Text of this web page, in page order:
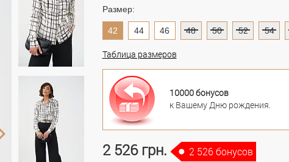
Размер:
42 44 46 48 50 52 54
Таблица размеров
10000 бонусов
к Вашему Дню рождения.
2 526 грн. 2 526 бонусов